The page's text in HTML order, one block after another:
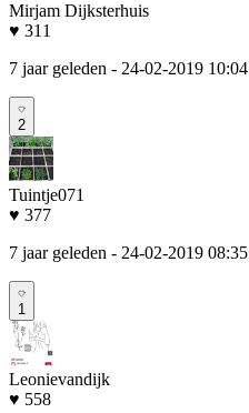
Mirjam Dijksterhuis
♥ 311
7 jaar geleden - 24-02-2019 10:04
2
Tuintje071
♥ 377
7 jaar geleden - 24-02-2019 08:35
1
Leonievandijk
♥ 558